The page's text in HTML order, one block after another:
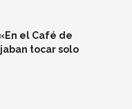
el Café de
tocar solo